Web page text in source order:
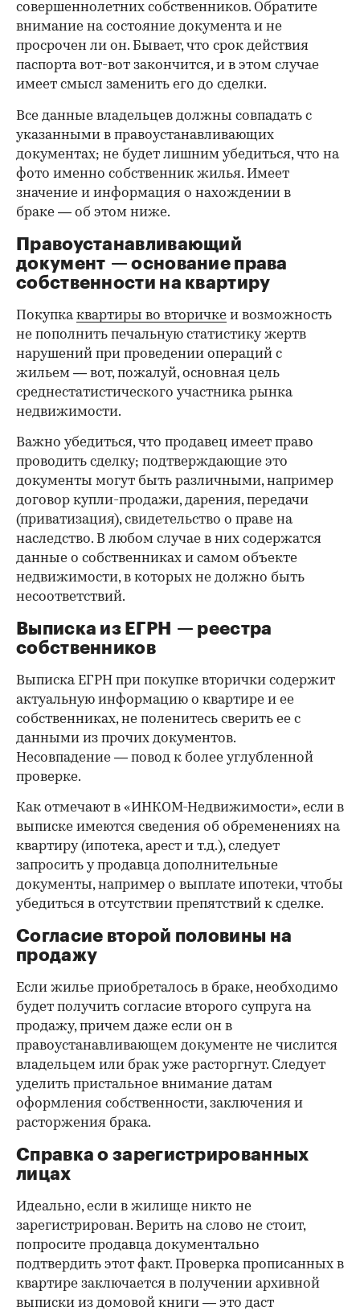
совершеннолетних собственников. Обратите
внимание на состояние документа и не
просрочен ли он. Бывает, что срок действия
паспорта вот-вот закончится, и в этом случае
имеет смысл заменить его до сделки.
00:00 / 00:00
Все данные владельцев должны совпадать с
указанными в правоустанавливающих
документах; не будет лишним убедиться, что на
фото именно собственник жилья. Имеет
значение и информация о нахождении в
браке — об этом ниже.
Правоустанавливающий
документ — основание права
собственности на квартиру
Покупкаквартиры во вторичке и возможность
не пополнить печальную статистику жертв
нарушений при проведении операций с
жильем — вот, пожалуй, основная цель
среднестатистического участника рынка
недвижимости.
Важно убедиться, что продавец имеет право
проводить сделку; подтверждающие это
документы могут быть различными, например
договор купли-продажи, дарения, передачи
(приватизация), свидетельство о праве на
наследство. В любом случае в них содержатся
данные о собственниках и самом объекте
недвижимости, в которых не должно быть
несоответствий.
Выписка из ЕГРН — реестра
собственников
Выписка ЕГРН при покупке вторички содержит
актуальную информацию о квартире и ее
собственниках, не поленитесь сверить ее с
данными из прочих документов.
Несовпадение — повод к более углубленной
проверке.
Как отмечают в «ИНКОМ-Недвижимости», если в
выписке имеются сведения об обременениях на
квартиру (ипотека, арест и т.д.), следует
запросить у продавца дополнительные
документы, например о выплате ипотеки, чтобы
убедиться в отсутствии препятствий к сделке.
Согласие второй половины на
продажу
Если жилье приобреталось в браке, необходимо
будет получить согласие второго супруга на
продажу, причем даже если он в
правоустанавливающем документе не числится
владельцем или брак уже расторгнут. Следует
уделить пристальное внимание датам
оформления собственности, заключения и
расторжения брака.
Справка о зарегистрированных
лицах
Идеально, если в жилище никто не
зарегистрирован. Верить на слово не стоит,
попросите продавца документально
подтвердить этот факт. Проверка прописанных в
квартире заключается в получении архивной
выписки из домовой книги — это даст